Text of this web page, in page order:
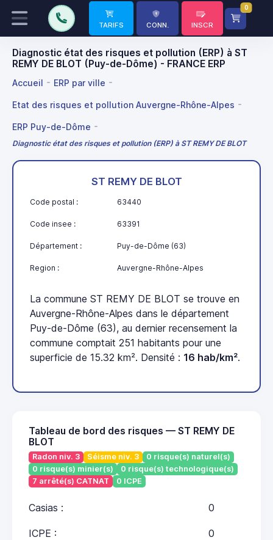
TARIFS CONN. INSCR
0
Diagnostic état des risques et pollution (ERP) à ST
REMY DE BLOT (Puy-de-Dôme) - FRANCE ERP
Accueil ERP par ville
Etat des risques et pollution Auvergne-Rhône-Alpes
ERP Puy-de-Dôme
Diagnostic état des risques et pollution (ERP) à ST REMY DE BLOT
ST REMY DE BLOT
Code postal : 63440
Code insee : 63391
Département : Puy-de-Dôme (63)
Region : Auvergne-Rhône-Alpes
La commune ST REMY DE BLOT se trouve en
Auvergne-Rhône-Alpes dans le département
Puy-de-Dôme (63), au dernier recensement la
commune comptait 251 habitants pour une
superficie de 15.32 km². Densité : 16 hab/km².
Tableau de bord des risques — ST REMY DE
BLOT
Radon niv. 3 Séisme niv. 3
0 risque(s) naturel(s)
0 risque(s) minier(s)
0 risque(s) technologique(s)
7 arrêté(s) CATNAT
0 ICPE
Casias : 0
ICPE : 0